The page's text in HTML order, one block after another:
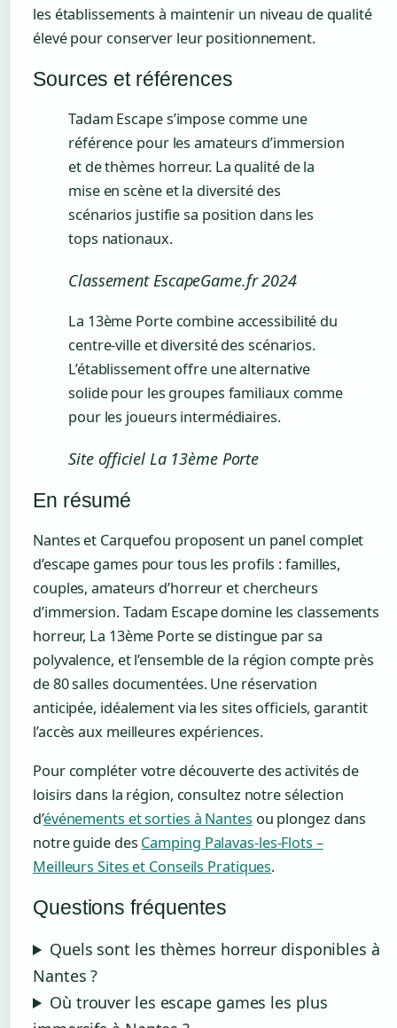
les établissements à maintenir un niveau de qualité
élevé pour conserver leur positionnement.
Sources et références
Tadam Escape s’impose comme une
référence pour les amateurs d’immersion
et de thèmes horreur. La qualité de la
mise en scène et la diversité des
scénarios justifie sa position dans les
tops nationaux.
Classement EscapeGame.fr 2024
La 13ème Porte combine accessibilité du
centre-ville et diversité des scénarios.
L’établissement offre une alternative
solide pour les groupes familiaux comme
pour les joueurs intermédiaires.
Site officiel La 13ème Porte
En résumé
Nantes et Carquefou proposent un panel complet
d’escape games pour tous les profils : familles,
couples, amateurs d’horreur et chercheurs
d’immersion. Tadam Escape domine les classements
horreur, La 13ème Porte se distingue par sa
polyvalence, et l’ensemble de la région compte près
de 80 salles documentées. Une réservation
anticipée, idéalement via les sites officiels, garantit
l’accès aux meilleures expériences.
Pour compléter votre découverte des activités de
loisirs dans la région, consultez notre sélection
d’événements et sorties à Nantes ou plongez dans
notre guide des Camping Palavas-les-Flots –
Meilleurs Sites et Conseils Pratiques.
Questions fréquentes
Quels sont les thèmes horreur disponibles à
Nantes ?
Où trouver les escape games les plus